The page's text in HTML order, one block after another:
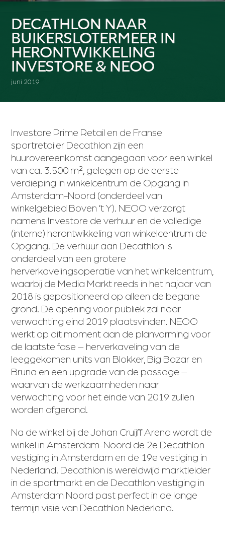
DECATHLON NAAR
BUIKERSLOTERMEER IN
HERONTWIKKELING
INVESTORE & NEOO
juni 2019
Investore Prime Retail en de Franse
sportretailer Decathlon zijn een
huurovereenkomst aangegaan voor een winkel
van ca. 3.500 m², gelegen op de eerste
verdieping in winkelcentrum de Opgang in
Amsterdam-Noord (onderdeel van
winkelgebied Boven ’t Y). NEOO verzorgt
namens Investore de verhuur en de volledige
(interne) herontwikkeling van winkelcentrum de
Opgang. De verhuur aan Decathlon is
onderdeel van een grotere
herverkavelingsoperatie van het winkelcentrum,
waarbij de Media Markt reeds in het najaar van
2018 is gepositioneerd op alleen de begane
grond. De opening voor publiek zal naar
verwachting eind 2019 plaatsvinden. NEOO
werkt op dit moment aan de planvorming voor
de laatste fase – herverkaveling van de
leeggekomen units van Blokker, Big Bazar en
Bruna en een upgrade van de passage –
waarvan de werkzaamheden naar
verwachting voor het einde van 2019 zullen
worden afgerond.
Na de winkel bij de Johan Cruijff Arena wordt de
winkel in Amsterdam-Noord de 2e Decathlon
vestiging in Amsterdam en de 19e vestiging in
Nederland. Decathlon is wereldwijd marktleider
in de sportmarkt en de Decathlon vestiging in
Amsterdam Noord past perfect in de lange
termijn visie van Decathlon Nederland.